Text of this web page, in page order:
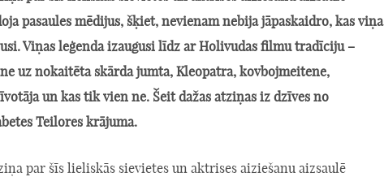
pasaules mēdijus, šķiet, nevienam nebija jāpaskaidro, kas viņa
Viņas leģenda izaugusi līdz ar Holivudas filmu tradīciju –
uz nokaitēta skārda jumta, Kleopatra, kovbojmeitene,
un kas tik vien ne. Šeit dažas atziņas iz dzīves no
Teilores krājuma.
par šīs lieliskās sievietes un aktrises aiziešanu aizsaulē